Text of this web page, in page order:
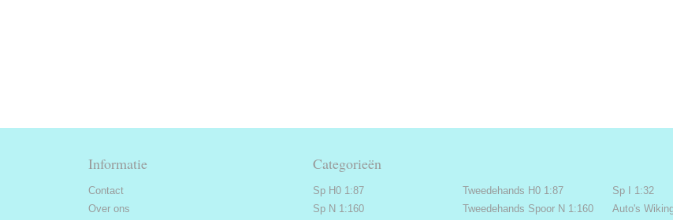
Informatie
Contact
Over ons
Categorieën
Sp H0 1:87
Sp N 1:160
Tweedehands H0 1:87
Tweedehands Spoor N 1:160
Sp I 1:32
Auto's